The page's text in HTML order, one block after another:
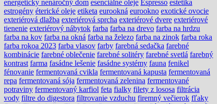
energeticky nenáročný dom esenciálne oleje Espresso estetika
estrogény éterické oleje etiketa eurookná eurookno exotické ovocie
exteriérová dlažba exteriérová sprcha exteriérové dvere exteriérové
tienenie exteriérový nábytok farba farba na drevo farba na hrdzu
farba na kov farba na okná farba na železo farba na zinok farba roka
farba rokoa 2023 farba vlasov farby farebná sedačka farebné
kombinácie farebné oblečenie farebné solitéry farebné svetlá farebný
kontrast farma fasádne lešenie fasádne systémy fauna fenikel
fénovanie fermentovaná cvikla fermentovaná kapusta fermentovaná
repa fermentovaná sója fermentovaná zelenina fermentované
potraviny fermentovaný karfiol feta fialky filety z lososa filtrácia
vody filtre do digestora filtrovanie vzduchu firemný večierok fľaky